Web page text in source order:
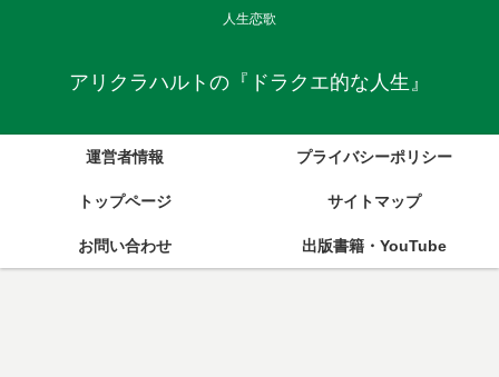
人生恋歌
アリクラハルトの『ドラクエ的な人生』
運営者情報 プライバシーポリシー
トップページ サイトマップ
お問い合わせ 出版書籍・YouTube